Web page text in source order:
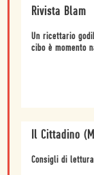
Rivista Blam
Un ricettario
cibo è momento
Il Cittadino
Consigli di lettura